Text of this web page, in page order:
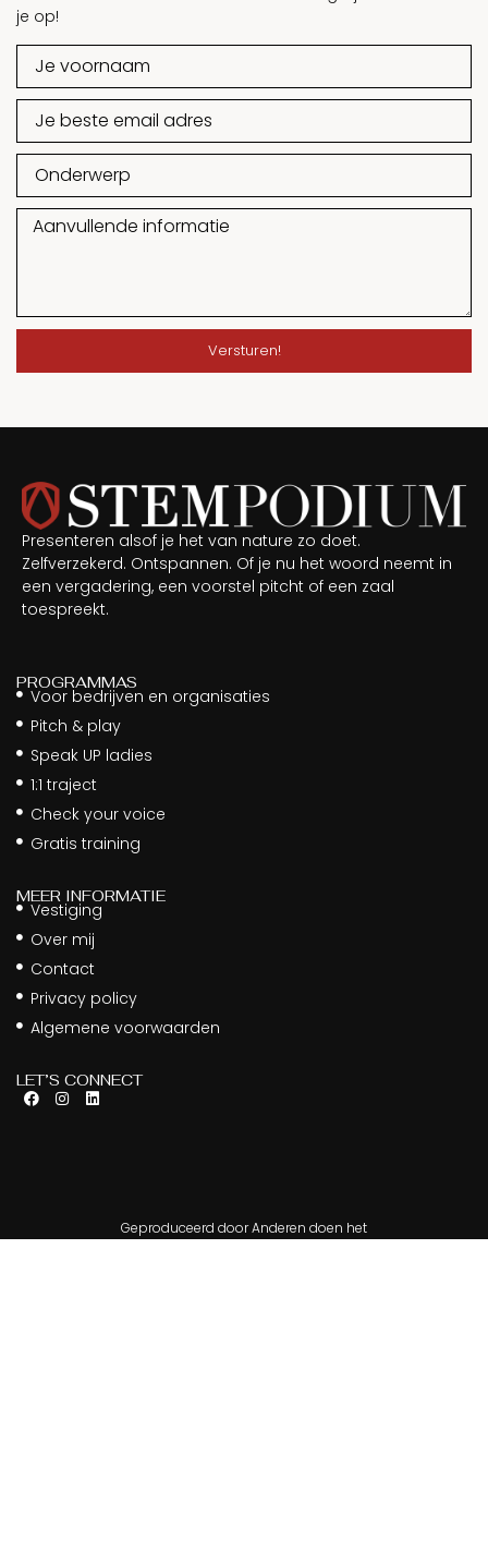
je op!
Versturen!
Presenteren alsof je het van nature zo doet.
Zelfverzekerd. Ontspannen. Of je nu het woord neemt in
een vergadering, een voorstel pitcht of een zaal
toespreekt.
PROGRAMMAS
Voor bedrijven en organisaties
Pitch & play
Speak UP ladies
1:1 traject
Check your voice
Gratis training
MEER INFORMATIE
Vestiging
Over mij
Contact
Privacy policy
Algemene voorwaarden
LET’S CONNECT
Geproduceerd door Anderen doen het